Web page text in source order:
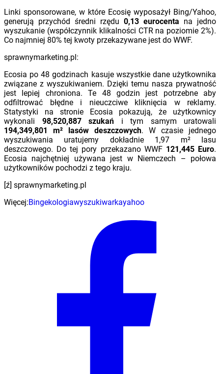
Linki sponsorowane, w które Ecosię wyposażył Bing/Yahoo,
generują przychód średni rzędu 0,13 eurocenta na jedno
wyszukanie (współczynnik klikalności CTR na poziomie 2%).
Co najmniej 80% tej kwoty przekazywane jest do WWF.
sprawnymarketing.pl:
Ecosia po 48 godzinach kasuje wszystkie dane użytkownika
związane z wyszukiwaniem. Dzięki temu nasza prywatność
jest lepiej chroniona. Te 48 godzin jest potrzebne aby
odfiltrować błędne i nieuczciwe kliknięcia w reklamy.
Statystyki na stronie Ecosia pokazują, że użytkownicy
wykonali 98,520,887 szukań i tym samym uratowali
194,349,801 m² lasów deszczowych. W czasie jednego
wyszukiwania uratujemy dokładnie 1,97 m² lasu
deszczowego. Do tej pory przekazano WWF 121,445 Euro.
Ecosia najchętniej używana jest w Niemczech – połowa
użytkowników pochodzi z tego kraju.
[ź] sprawnymarketing.pl
Więcej:Bingekologiawyszukiwarkayahoo